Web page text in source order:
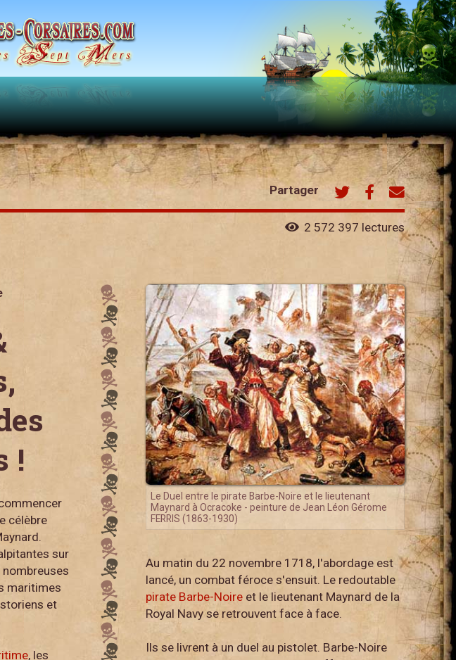
Partager
2 572 397 lectures
!
célèbre
sur
nombreuses
maritimes
et
, les
Le Duel entre le pirate Barbe-Noire et le lieutenant
Maynard à Ocracoke - peinture de Jean Léon Gérome
FERRIS (1863-1930)
Au matin du 22 novembre 1718, l'abordage est
lancé, un combat féroce s'ensuit. Le redoutable
pirate Barbe-Noireet le lieutenant Maynard de la
Royal Navy se retrouvent face à face.
Ils se livrent à un duel au pistolet. Barbe-Noire